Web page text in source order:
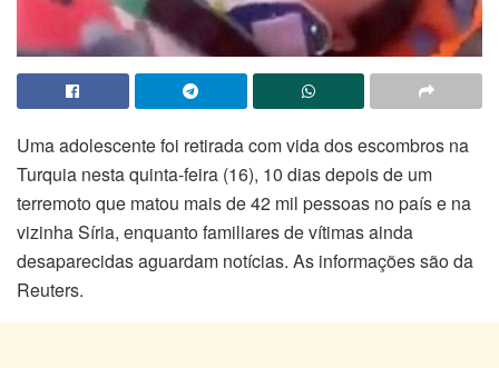
Uma adolescente foi retirada com vida dos escombros na
Turquia nesta quinta-feira (16), 10 dias depois de um
terremoto que matou mais de 42 mil pessoas no país e na
vizinha Síria, enquanto familiares de vítimas ainda
desaparecidas aguardam notícias. As informações são da
Reuters.